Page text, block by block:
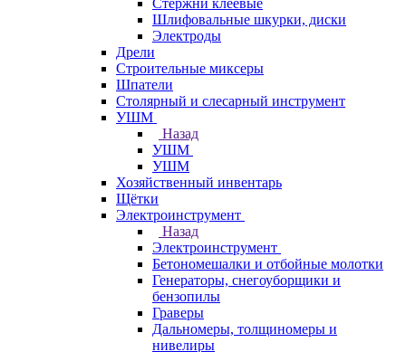
Стержни клеевые
Шлифовальные шкурки, диски
Электроды
Дрели
Строительные миксеры
Шпатели
Столярный и слесарный инструмент
УШМ
Назад
УШМ
УШМ
Хозяйственный инвентарь
Щётки
Электроинструмент
Назад
Электроинструмент
Бетономешалки и отбойные молотки
Генераторы, снегоуборщики и
бензопилы
Граверы
Дальномеры, толщиномеры и
нивелиры